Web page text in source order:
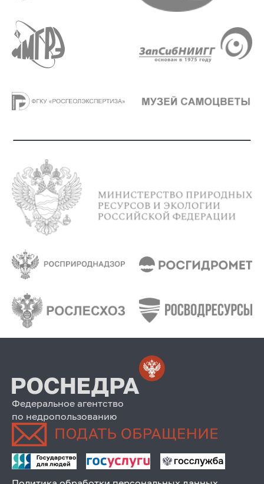
Федеральное агентство
по недропользованию